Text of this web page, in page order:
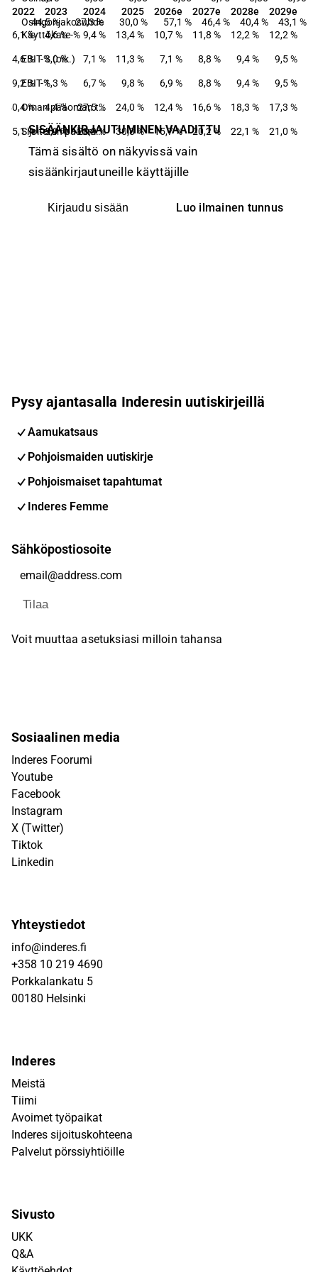
Osingonjakosuhde
44,5 % 27,3 % 30,0 % 57,1 % 46,4 % 40,4 % 43,1 %
2022 2023 2024 2025 2026e 2027e 2028e 2029e
2022 2023 2024 2025 2026e 2027e 2028e 2029e
Käyttökate-%
−6,1 % 4,6 % 9,4 % 13,4 % 10,7 % 11,8 % 12,2 % 12,2 %
EBIT-% (oik.)
−4,6 % 3,0 % 7,1 % 11,3 % 7,1 % 8,8 % 9,4 % 9,5 %
EBIT-%
−9,2 % 1,3 % 6,7 % 9,8 % 6,9 % 8,8 % 9,4 % 9,5 %
Oman pääoman tuotto-%
−40,4 % 4,4 % 27,5 % 24,0 % 12,4 % 16,6 % 18,3 % 17,3 %
Sijoitetun pääoman tuotto-%
−35,1 % 5,9 % 28,9 % 30,8 % 15,7 % 20,2 % 22,1 % 21,0 %
SISÄÄNKIRJAUTUMINEN VAADITTU
Tämä sisältö on näkyvissä vain
sisäänkirjautuneille käyttäjille
Kirjaudu sisään Luo ilmainen tunnus
Pysy ajantasalla Inderesin uutiskirjeillä
Aamukatsaus
Pohjoismaiden uutiskirje
Pohjoismaiset tapahtumat
Inderes Femme
Sähköpostiosoite
Tilaa
Voit muuttaa asetuksiasi milloin tahansa
Sosiaalinen media
Inderes Foorumi
Youtube
Facebook
Instagram
X (Twitter)
Tiktok
Linkedin
Yhteystiedot
info@inderes.fi
+358 10 219 4690
Porkkalankatu 5
00180 Helsinki
Inderes
Meistä
Tiimi
Avoimet työpaikat
Inderes sijoituskohteena
Palvelut pörssiyhtiöille
Sivusto
UKK
Q&A